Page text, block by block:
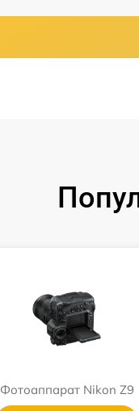
Фотоаппарат Nikon Z9